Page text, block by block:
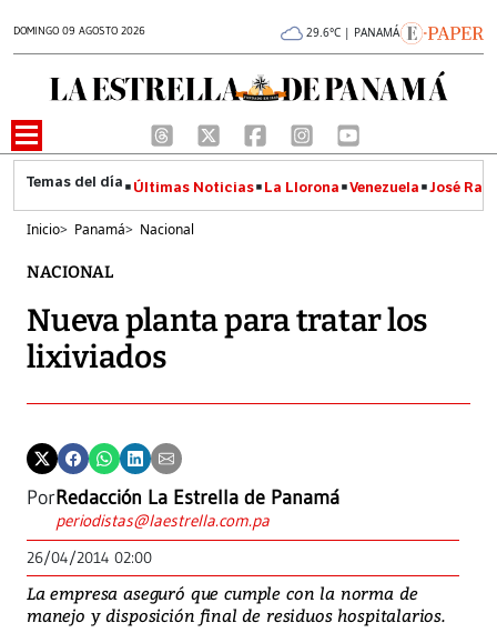
DOMINGO 09 AGOSTO 2026 29.6°C | PANAMÁ
Últimas Noticias La Llorona Venezuela José
Inicio> Panamá> Nacional
NACIONAL
Nueva planta para tratar los
lixiviados
PorRedacción La Estrella de Panamá
periodistas@laestrella.com.pa
26/04/2014 02:00
La empresa aseguró que cumple con la norma de
manejo y disposición final de residuos hospitalarios.